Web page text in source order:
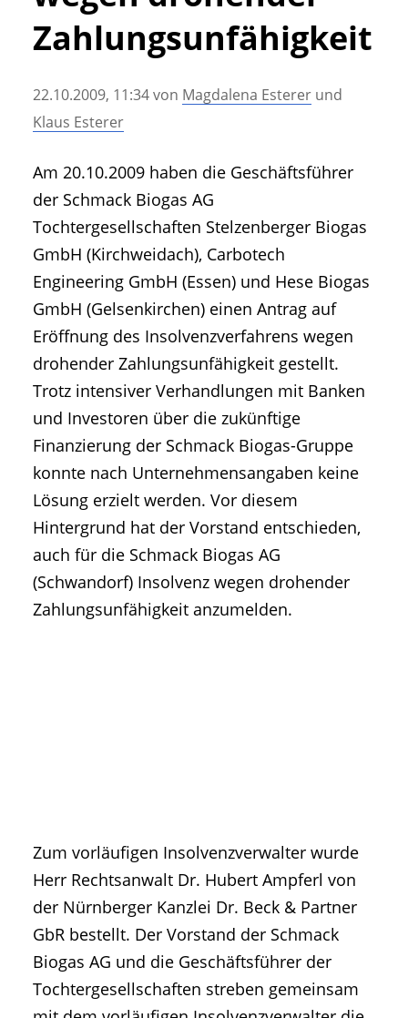
• Geschichte und Geschichten
• Messen und Veranstaltungen
• Agritechnica Neuheiten Archiv
• Artikel nach Hersteller/Marke
Zahlungsunfähigkeit
22.10.2009, 11:34von Magdalena Esterer und
Klaus Esterer
Am 20.10.2009 haben die Geschäftsführer
der Schmack Biogas AG
Tochtergesellschaften Stelzenberger Biogas
GmbH (Kirchweidach), Carbotech
Engineering GmbH (Essen) und Hese Biogas
GmbH (Gelsenkirchen) einen Antrag auf
Eröffnung des Insolvenzverfahrens wegen
drohender Zahlungsunfähigkeit gestellt.
Trotz intensiver Verhandlungen mit Banken
und Investoren über die zukünftige
Finanzierung der Schmack Biogas-Gruppe
konnte nach Unternehmensangaben keine
Lösung erzielt werden. Vor diesem
Hintergrund hat der Vorstand entschieden,
auch für die Schmack Biogas AG
(Schwandorf) Insolvenz wegen drohender
Zahlungsunfähigkeit anzumelden.
Zum vorläufigen Insolvenzverwalter wurde
Herr Rechtsanwalt Dr. Hubert Ampferl von
der Nürnberger Kanzlei Dr. Beck & Partner
GbR bestellt. Der Vorstand der Schmack
Biogas AG und die Geschäftsführer der
Tochtergesellschaften streben gemeinsam